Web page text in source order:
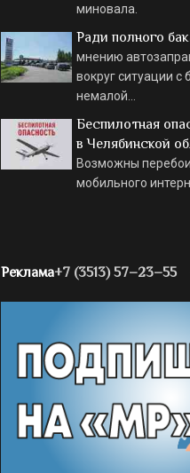
миновала.
Ради полного
мнению
вокруг ситуации с
немалой…
Беспилотная
в Челябинской
Возможны
мобильного
Реклама+7 (3513) 57–23–55